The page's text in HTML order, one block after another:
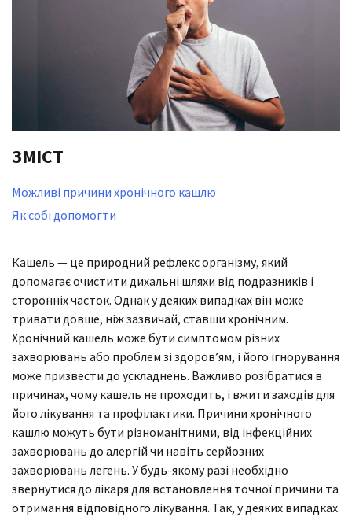
ЗМІСТ
Можливі причини хронічного кашлю
Як собі допомогти
Кашель — це природний рефлекс організму, який
допомагає очистити дихальні шляхи від подразників і
сторонніх часток. Однак у деяких випадках він може
тривати довше, ніж зазвичай, ставши хронічним.
Хронічний кашель може бути симптомом різних
захворювань або проблем зі здоров’ям, і його ігнорування
може призвести до ускладнень. Важливо розібратися в
причинах, чому кашель не проходить, і вжити заходів для
його лікування та профілактики. Причини хронічного
кашлю можуть бути різноманітними, від інфекційних
захворювань до алергій чи навіть серйозних
захворювань легень. У будь-якому разі необхідно
звернутися до лікаря для встановлення точної причини та
отримання відповідного лікування. Так, у деяких випадках